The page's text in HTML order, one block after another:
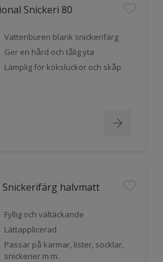
Snickeri 80
Vattenburen blank snickerifärg
Ger en hård och tålig yta
Lämplig för köksluckor och skåp
halvmatt
Fyllig och vältäckande
Lättapplicerad
Passar på karmar, lister, socklar,
snickerier m.m.